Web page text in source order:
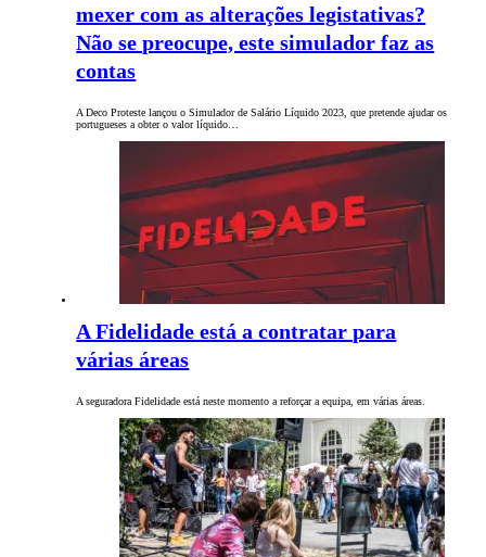
mexer com as alterações legistativas?
Não se preocupe, este simulador faz as
contas
A Deco Proteste lançou o Simulador de Salário Líquido 2023, que pretende ajudar os
portugueses a obter o valor líquido…
A Fidelidade está a contratar para
várias áreas
A seguradora Fidelidade está neste momento a reforçar a equipa, em várias áreas.